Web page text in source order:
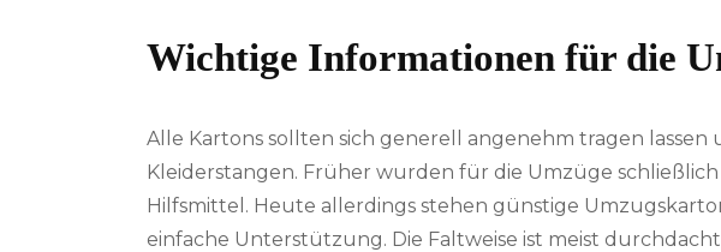
Wichtige Informationen für die
Alle Kartons sollten sich generell angenehm tragen
Kleiderstangen. Früher wurden für die Umzüge
Hilfsmittel. Heute allerdings stehen günstige
einfache Unterstützung. Die Faltweise ist meist